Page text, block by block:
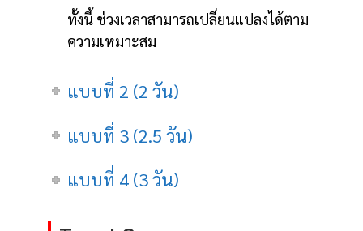
ทั้งนี้ ช่วงเวลาสามารถเปลี่ยนแปลงได้ตาม
ความเหมาะสม
แบบที่ 2 (2 วัน)
แบบที่ 3 (2.5 วัน)
แบบที่ 4 (3 วัน)